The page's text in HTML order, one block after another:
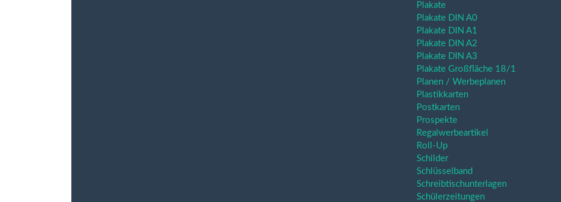
Plakate
Plakate DIN A0
Plakate DIN A1
Plakate DIN A2
Plakate DIN A3
Plakate Großfläche 18/1
Planen / Werbeplanen
Plastikkarten
Postkarten
Prospekte
Regalwerbeartikel
Roll-Up
Schilder
Schlüsselband
Schreibtischunterlagen
Schülerzeitungen